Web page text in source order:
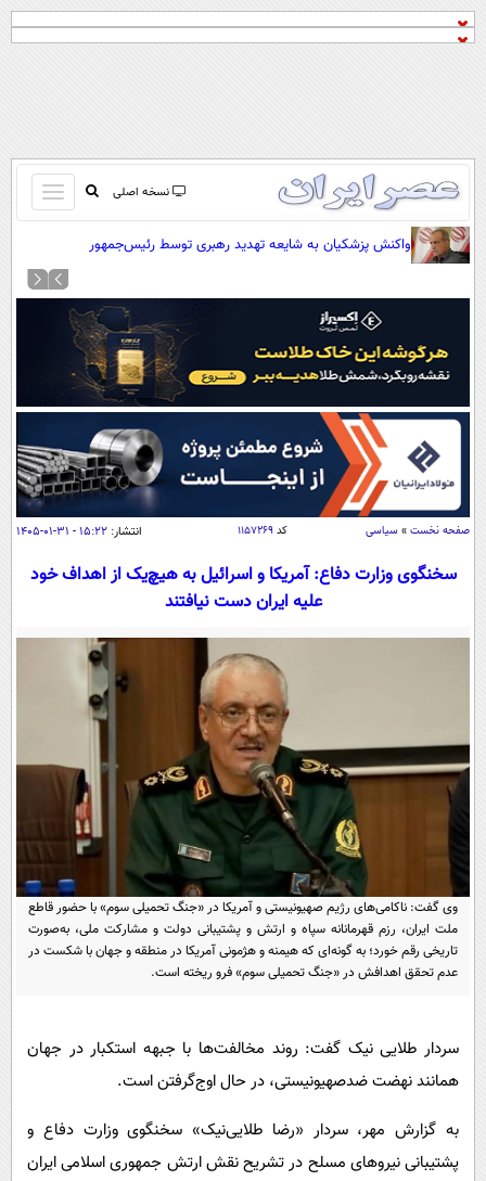
نسخه اصلی
باز
و
کردن
صفحه اول
آرشیو
نظرسنجی
آب و هوا
اوقات شرعی
سواد زندگی
اقتصاد
اقتصادی
خودرو
جامعه
اجتماعی
حوادث
سلامت
یک برش دانایی
محیط زیست
سفر و تفریح
ورزشی
بین الملل
سیاست خارجی
فرهنگ و هنر
علم و دانش
فناوری و It
علمی
اخبار کریپتو
قرآن
گوناگون
سرگرمی
مجله تصویری سلاح
فیلم
ورزش
سیاست
سرگرمی
محیط زیست
عصر ایران 2
خواندنی ها و دیدنی ها
داستان کوتاه
پیامک
آشپزی
آموزش زبان
واکنش پزشکیان به شایعه تهدید رهبری توسط رئیس‌جمهور
صفحه نخست » سیاسی کد۱۱۵۷۲۶۹ انتشار: ۱۵:۲۲ - ۳۱-۰۱-۱۴۰۵
سخنگوی وزارت دفاع: آمریکا و اسرائیل به هیچ‌یک از اهداف خود
علیه ایران دست نیافتند
وی گفت: ناکامی‌های رژیم صهیونیستی و آمریکا در «جنگ تحمیلی سوم» با حضور قاطع
ملت ایران، رزم قهرمانانه سپاه و ارتش و پشتیبانی دولت و مشارکت ملی، به‌صورت
تاریخی رقم خورد؛ به گونه‌ای که هیمنه و هژمونی آمریکا در منطقه و جهان با شکست در
عدم تحقق اهدافش در «جنگ تحمیلی سوم» فرو ریخته است.
سردار طلایی نیک گفت: روند مخالفت‌ها با جبهه استکبار در جهان
همانند نهضت ضدصهیونیستی، در حال اوج‌گرفتن است.
به گزارش مهر، سردار «رضا طلایی‌نیک» سخنگوی وزارت دفاع و
پشتیبانی نیروهای مسلح در تشریح نقش ارتش جمهوری اسلامی ایران